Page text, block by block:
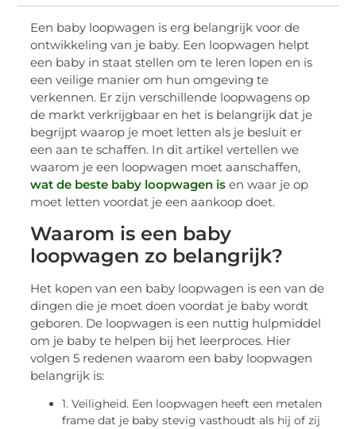
Een baby loopwagen is erg belangrijk voor de
ontwikkeling van je baby. Een loopwagen helpt
een baby in staat stellen om te leren lopen en is
een veilige manier om hun omgeving te
verkennen. Er zijn verschillende loopwagens op
de markt verkrijgbaar en het is belangrijk dat je
begrijpt waarop je moet letten als je besluit er
een aan te schaffen. In dit artikel vertellen we
waarom je een loopwagen moet aanschaffen,
wat de beste baby loopwagen is en waar je op
moet letten voordat je een aankoop doet.
Waarom is een baby
loopwagen zo belangrijk?
Het kopen van een baby loopwagen is een van de
dingen die je moet doen voordat je baby wordt
geboren. De loopwagen is een nuttig hulpmiddel
om je baby te helpen bij het leerproces. Hier
volgen 5 redenen waarom een baby loopwagen
belangrijk is:
1. Veiligheid. Een loopwagen heeft een metalen
frame dat je baby stevig vasthoudt als hij of zij